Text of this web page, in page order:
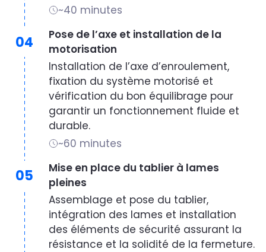
~40 minutes
04
Pose de l’axe et installation de la
motorisation
Installation de l’axe d’enroulement,
fixation du système motorisé et
vérification du bon équilibrage pour
garantir un fonctionnement fluide et
durable.
~60 minutes
05
Mise en place du tablier à lames
pleines
Assemblage et pose du tablier,
intégration des lames et installation
des éléments de sécurité assurant la
résistance et la solidité de la fermeture.